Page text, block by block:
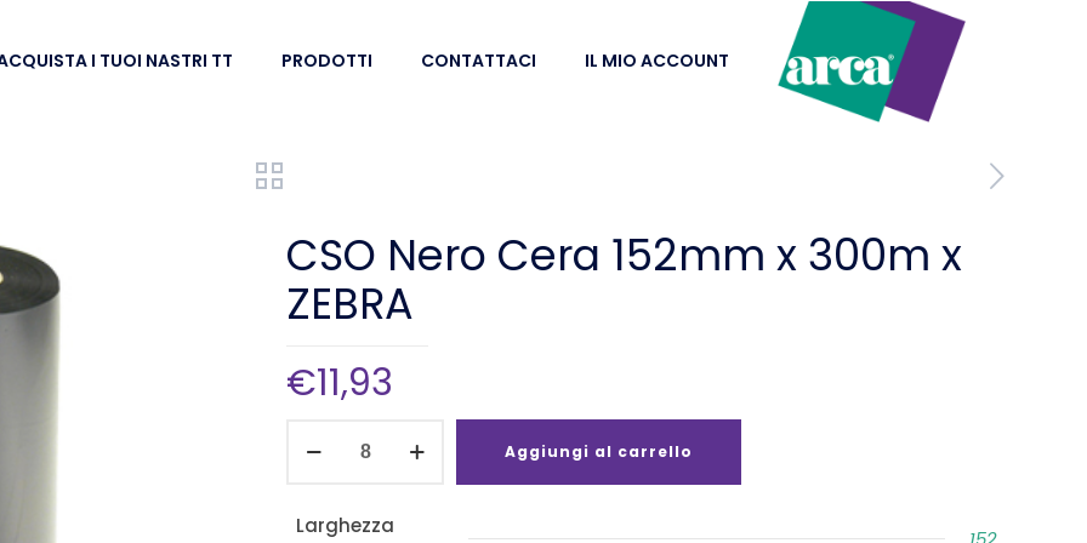
I TUOI NASTRI TT PRODOTTI CONTATTACI IL MIO ACCOUNT
CSO Nero Cera 152mm x 300m x
ZEBRA
€11,93
152mm
Aggiungi al carrello
Larghezza